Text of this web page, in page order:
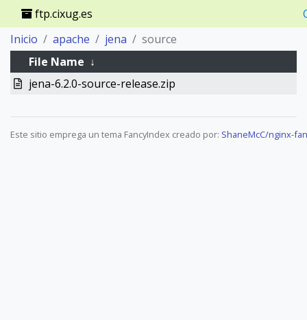
ftp.cixug.es
Inicio
apache jena
source
File Name ↓
jena-6.2.0-source-release.zip
Este sitio emprega un tema FancyIndex creado por: ShaneMcC/nginx-